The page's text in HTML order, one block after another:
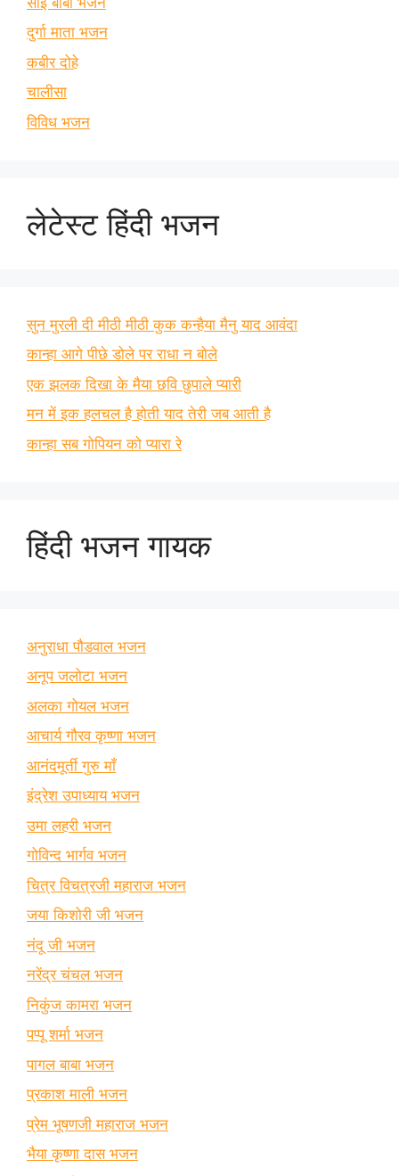
दुर्गा माता भजन
कबीर दोहे
चालीसा
विविध भजन
लेटेस्ट हिंदी भजन
सुन मुरली दी मीठी मीठी कुक कन्हैया मैनु याद आवंदा
कान्हा आगे पीछे डोले पर राधा न बोले
एक झलक दिखा के मैया छवि छुपाले प्यारी
मन में इक हलचल है होती याद तेरी जब आती है
कान्हा सब गोपियन को प्यारा रे
हिंदी भजन गायक
अनुराधा पौडवाल भजन
अनूप जलोटा भजन
अलका गोयल भजन
आचार्य गौरव कृष्णा भजन
आनंदमूर्ती गुरु माँ
इंद्रेश उपाध्याय भजन
उमा लहरी भजन
गोविन्द भार्गव भजन
चित्र विचत्रजी महाराज भजन
जया किशोरी जी भजन
नंदू जी भजन
नरेंद्र चंचल भजन
निकुंज कामरा भजन
पप्पू शर्मा भजन
पागल बाबा भजन
प्रकाश माली भजन
प्रेम भूषणजी महाराज भजन
भैया कृष्णा दास भजन